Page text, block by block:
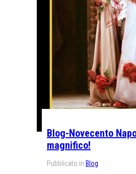
Blog-Novecento
magnifico!
Pubblicato in Blog